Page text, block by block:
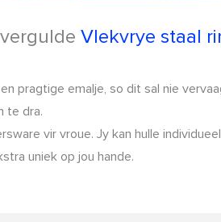
Vlekvrye staal
pragtige emalje, so dit sal nie
te dra.
vir vroue. Jy kan hulle
uniek op jou hande.